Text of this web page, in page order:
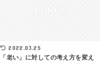
2022.03.25
「老い」に対しての考え方を変え